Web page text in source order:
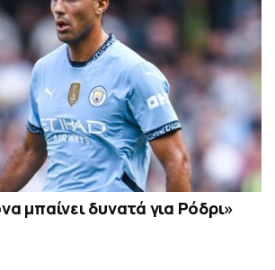
μπαίνει δυνατά για Ρόδρι»